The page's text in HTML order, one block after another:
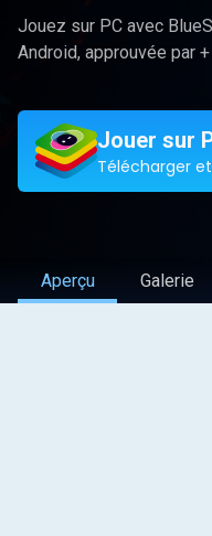
Jouez sur PC avec
Android, approuvée par
Jouer sur
Télécharger
Aperçu Galerie